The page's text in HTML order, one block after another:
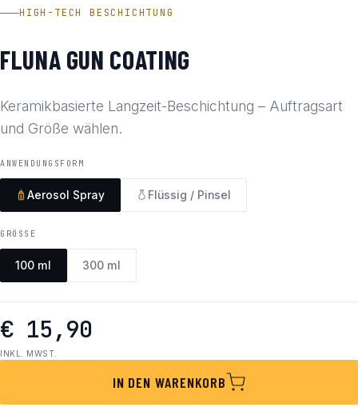
HIGH-TECH BESCHICHTUNG
FLUNA GUN COATING
Keramikbasierte Langzeit-Beschichtung – Auftragsart
und Größe wählen.
ANWENDUNGSFORM
Aerosol Spray Flüssig / Pinsel
GRÖSSE
100 ml 300 ml
€ 15,90
INKL. MWST.
IN DEN WARENKORB